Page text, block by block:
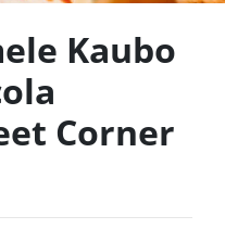
Kaubo
Corner